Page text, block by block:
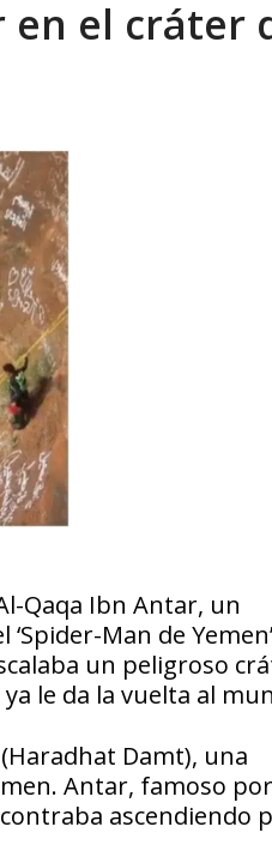
en... AGOSTO 7, 2026
en el cráter
Qaqa Ibn Antar, un
Man de
un peligroso
le da la vuelta al
Damt), una
Antar, famoso por
ascendiendo